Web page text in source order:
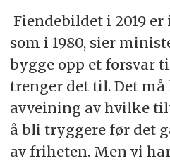
Fiendebildet i 2019
som i 1980, sier
bygge opp et forsvar
trenger det til. Det
avveining av hvilke
å bli tryggere før det
av friheten. Men vi